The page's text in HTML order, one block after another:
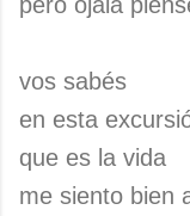
vos sabés
en esta
que es la vida
me siento bien